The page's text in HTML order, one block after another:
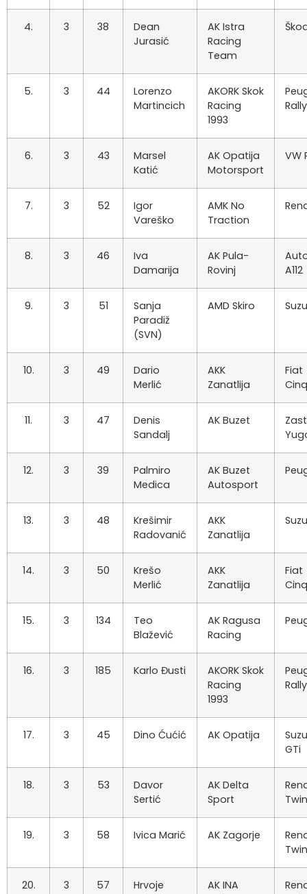
4. 3 38
Dean
Jurasić
AK Istra
Racing
Team
5. 3 44
Lorenzo
Martincich
AKORK Skok
Racing
1993
6. 3 43
Marsel
Katić
AK Opatija
Motorsport
VW
7. 3 52
Igor
Vareško
AMK No
Traction
8. 3 46
Iva
Damarija
AK Pula-
Rovinj
A112
9. 3 51
Sanja
Paradiž
(SVN)
AMD Skiro
10. 3 49
Dario
Merlić
AKK
Zanatlija
Fiat
11. 3 47
Denis
Sandalj
AK Buzet
12. 3 39
Palmiro
Medica
AK Buzet
Autosport
13. 3 48
Krešimir
Radovanić
AKK
Zanatlija
14. 3 50
Krešo
Merlić
AKK
Zanatlija
Fiat
15. 3 134
Teo
Blažević
AK Ragusa
Racing
16. 3 185 Karlo Đusti
AKORK Skok
Racing
1993
17. 3 45 Dino Ćućić AK Opatija
GTi
18. 3 53
Davor
Sertić
AK Delta
Sport
19. 3 58 Ivica Marić AK Zagorje
20. 3 57
Hrvoje
AK INA